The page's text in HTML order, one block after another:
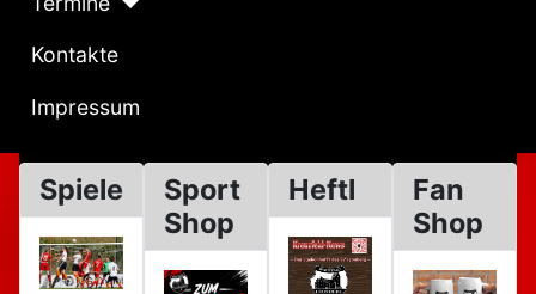
Kontakte
Impressum
Spiele
Sport
Shop
Heftl
Fan
Shop